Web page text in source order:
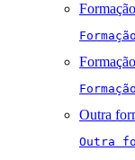
Outra
Outra